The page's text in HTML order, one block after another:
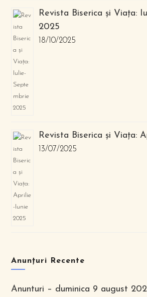
Revista Biserica și Viața:
2025
18/10/2025
Revista Biserica și Viața:
13/07/2025
Anunțuri Recente
Anunturi – duminica 9 august